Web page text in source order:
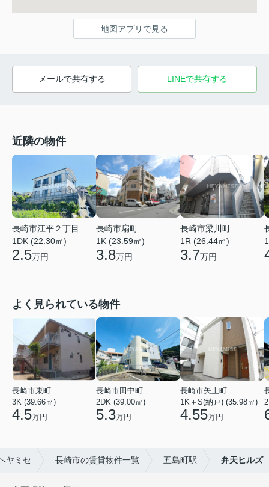
地図アプリで見る
メールで共有する LINEで共有する
近隣の物件
長崎市江平２丁目
1DK (22.30㎡)
2.5万円
長崎市扇町
1K (23.59㎡)
3.8万円
長崎市梁川町
1R (26.44㎡)
3.7万円
よく見られている物件
長崎市東町
3K (39.66㎡)
4.5万円
長崎市田中町
2DK (39.00㎡)
5.3万円
長崎市矢上町
1K＋S(納戸) (35.98㎡)
4.55万円
ヤミセ 長崎市の賃貸物件一覧 五島町駅 弁天ヒルズ